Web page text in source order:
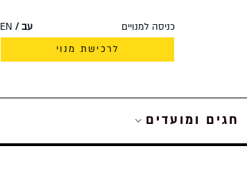
כניסה למנויים עב
EN
לרכישת מנוי
חגים ומועדים